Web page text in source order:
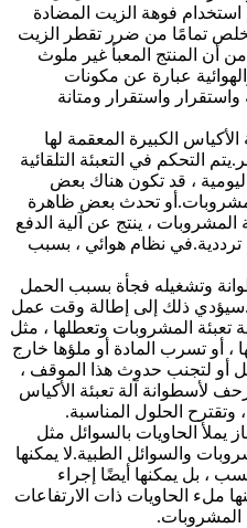
استخدام فوهة الزيت المضادة
تخلص تمامًا من ضرر تقطر الزيت
أن المنتج المعبأ غير ملوث
والهوائية عبارة عن مكونات
واستقرار ومتانة
الكبيرة المعقمة لها
التحكم في التعبئة التلقائية
، قد تكون هناك بعض
تحدث بعض ظاهرة
المشروبات ، ينتج عن آلية الدفع
ترددية.في نظام هوائي ، بسبب
وتشغيله فجأة بسبب الحمل
ذلك إلى إطالة وقت عمل
تعبئة المشروبات وتعطلها ، مثل
، أو تسرب المادة أو ملؤها خارج
أو لتجنب حدوث هذا الموقف ،
لأسطوانة آلة تعبئة الأكياس
وتقترح الحلول المناسبة.
يملأ الحاويات بالسوائل مثل
والسوائل الطبية.لا يمكنها
، بل يمكنها أيضًا إجراء
ملء الحاويات ذات الارتفاعات
المشروبات.